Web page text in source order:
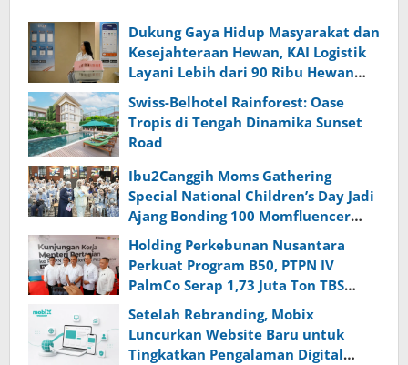
Dukung Gaya Hidup Masyarakat dan
Kesejahteraan Hewan, KAI Logistik
Layani Lebih dari 90 Ribu Hewan
Peliharaan pada Semester I 2026
Swiss-Belhotel Rainforest: Oase
Tropis di Tengah Dinamika Sunset
Road
Ibu2Canggih Moms Gathering
Special National Children’s Day Jadi
Ajang Bonding 100 Momfluencer
dan Anak di Hari Anak Nasional
Holding Perkebunan Nusantara
Perkuat Program B50, PTPN IV
PalmCo Serap 1,73 Juta Ton TBS
Petani
Setelah Rebranding, Mobix
Luncurkan Website Baru untuk
Tingkatkan Pengalaman Digital